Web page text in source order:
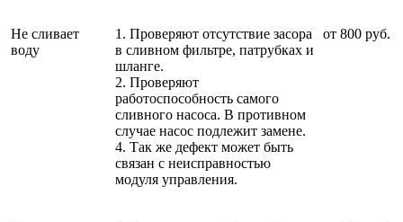
Не сливает
воду
1. Проверяют отсутствие засора
в сливном фильтре, патрубках и
шланге.
2. Проверяют
работоспособность самого
сливного насоса. В противном
случае насос подлежит замене.
4. Так же дефект может быть
связан с неисправностью
модуля управления.
от 800 руб.